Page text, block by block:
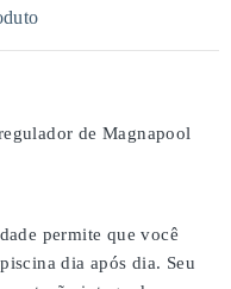
de Magnapool
permite que você
dia após dia. Seu